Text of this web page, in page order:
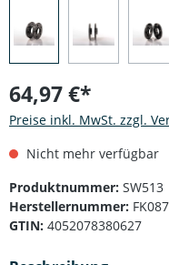
64,97 €*
Preise inkl. MwSt. zzgl.
Nicht mehr verfügbar
Produktnummer: SW513
Herstellernummer:
GTIN: 4052078380627